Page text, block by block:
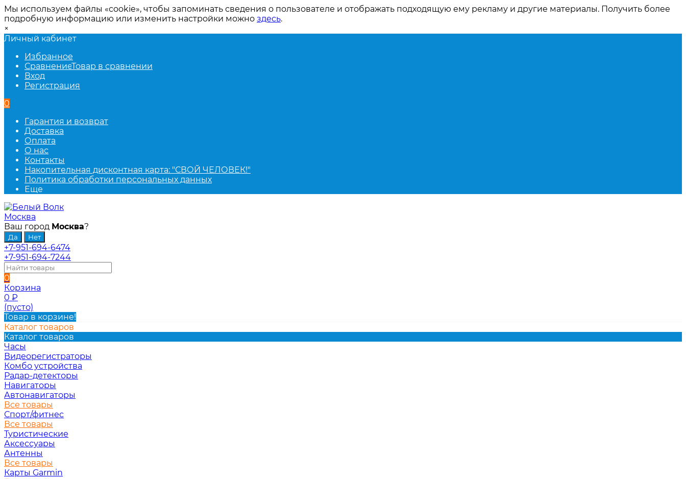
Мы используем файлы «cookie», чтобы запоминать сведения о пользователе и отображать подходящую ему рекламу и другие материалы. Получить более
подробную информацию или изменить настройки можно здесь.
×
Личный кабинет
Избранное
СравнениеТовар в сравнении
Вход
Регистрация
0
Гарантия и возврат
Доставка
Оплата
О нас
Контакты
Накопительная дисконтная карта: "СВОЙ ЧЕЛОВЕК!"
Политика обработки персональных данных
Еще
Москва
Ваш город Москва?
+7-951-694-6474
+7-951-694-7244
0
Корзина
0 ₽
(пусто)
Товар в корзине!
Каталог товаров
Каталог товаров
Часы
Видеорегистраторы
Комбо устройства
Радар-детекторы
Навигаторы
Автонавигаторы
Все товары
Спорт/фитнес
Все товары
Туристические
Аксессуары
Антенны
Все товары
Карты Garmin